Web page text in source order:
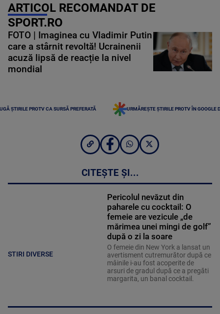
ARTICOL RECOMANDAT DE
SPORT.RO
FOTO | Imaginea cu Vladimir Putin
care a stârnit revoltă! Ucrainenii
acuză lipsă de reacție la nivel
mondial
ȘTIRILE PROTV CA SURSĂ PREFERATĂ URMĂREȘTE ȘTIRILE PROTV ÎN GOOGLE
CITEȘTE ȘI...
STIRI DIVERSE
Pericolul nevăzut din
paharele cu cocktail: O
femeie are vezicule „de
mărimea unei mingi de golf”
după o zi la soare
O femeie din New York a lansat un
avertisment cutremurător după ce
mâinile i-au fost acoperite de
arsuri de gradul după ce a pregăti
margarita, un banal cocktail.